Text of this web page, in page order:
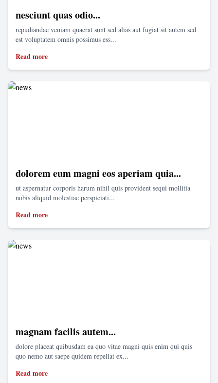
nesciunt quas odio...
repudiandae veniam quaerat sunt sed alias aut fugiat sit autem sed
est voluptatem omnis possimus ess...
Read more
dolorem eum magni eos aperiam quia...
ut aspernatur corporis harum nihil quis provident sequi mollitia
nobis aliquid molestiae perspiciati...
Read more
magnam facilis autem...
dolore placeat quibusdam ea quo vitae magni quis enim qui quis
quo nemo aut saepe quidem repellat ex...
Read more